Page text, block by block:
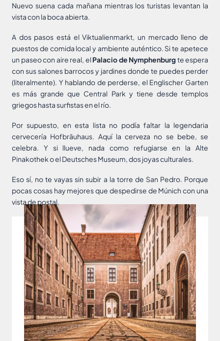
Nuevo suena cada mañana mientras los turistas levantan la
vista con la boca abierta.
A dos pasos está el Viktualienmarkt, un mercado lleno de
puestos de comida local y ambiente auténtico. Si te apetece
un paseo con aire real, elPalacio de Nymphenburgte espera
con sus salones barrocos y jardines donde te puedes perder
(literalmente). Y hablando de perderse, el Englischer Garten
es más grande que Central Park y tiene desde templos
griegos hasta surfistas en el río.
Por supuesto, en esta lista no podía faltar la legendaria
cervecería Hofbräuhaus. Aquí la cerveza no se bebe, se
celebra. Y si llueve, nada como refugiarse en la Alte
Pinakothek o el Deutsches Museum, dos joyas culturales.
Eso sí, no te vayas sin subir a la torre de San Pedro. Porque
pocas cosas hay mejores que despedirse de Múnich con una
vista de postal.